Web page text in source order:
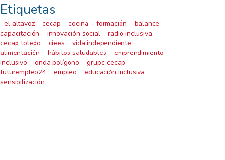
Etiquetas
el altavoz cecap cocina formación
balance
capacitación
innovación social
radio inclusiva
cecap toledo
ciees
vida independiente
alimentación
hábitos saludables
emprendimiento
inclusivo
onda polígono
grupo cecap
futurempleo24
empleo
educación inclusiva
sensibilización